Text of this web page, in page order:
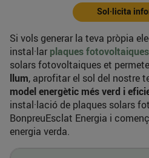
Sol·licita
Si vols generar la teva pròpia
instal·larplaques fotovoltaiques
solars fotovoltaiques et
llum, aprofitar el sol del nostre
model energètic més verd i
instal·lació de plaques solars
BonpreuEsclat Energia i
energia verda.